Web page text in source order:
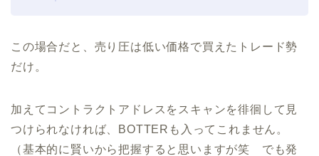
この場合だと、売り圧は低い価格で買えたトレード勢
だけ。
加えてコントラクトアドレスをスキャンを徘徊して見
つけられなければ、BOTTERも入ってこれません。
（基本的に賢いから把握すると思いますが笑 でも発